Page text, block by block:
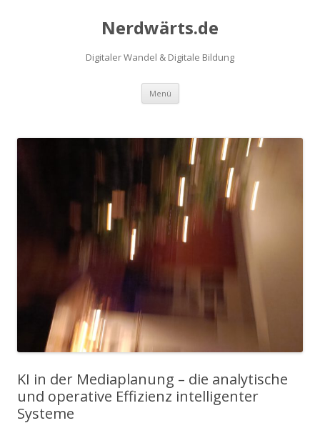
Nerdwärts.de
Digitaler Wandel & Digitale Bildung
Menü Zum Inhalt springen
KI in der Mediaplanung – die analytische
und operative Effizienz intelligenter
Systeme